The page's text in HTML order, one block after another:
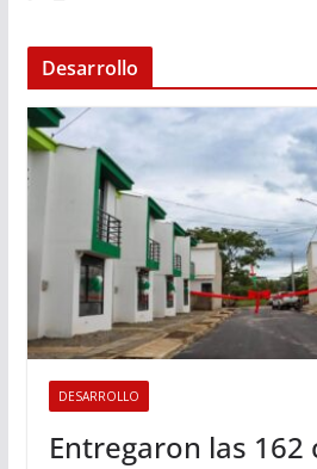
Desarrollo
DESARROLLO
Entregaron las 162